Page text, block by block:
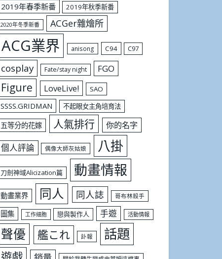
2019年春季新番
2019年秋季新番
2020年冬季新番 ACGer雜燴所
ACG業界 anisong C94 C97
cosplay Fate/stay night FGO
Figure LoveLive! SAO
SSSS.GRIDMAN 不起眼女主角培育法
五等分的花嫁 人氣排行 你的名字
個人評論 偶像大師灰姑娘 八掛
刀劍神域Alicization篇 動畫情報
動畫業界 同人 同人誌 哥布林殺手
圖集 工作細胞 戀與製作人 手遊 活動情報
聲優 艦これ 訃報 話題